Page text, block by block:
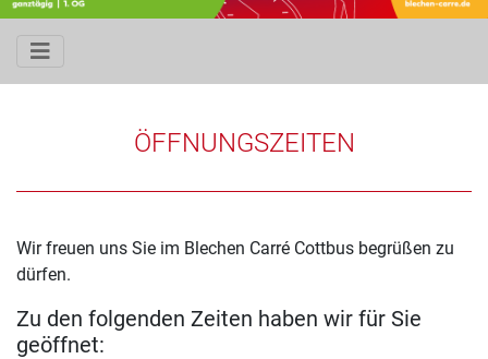
ÖFFNUNGSZEITEN
Wir freuen uns Sie im Blechen Carré Cottbus begrüßen zu
dürfen.
Zu den folgenden Zeiten haben wir für Sie
geöffnet: